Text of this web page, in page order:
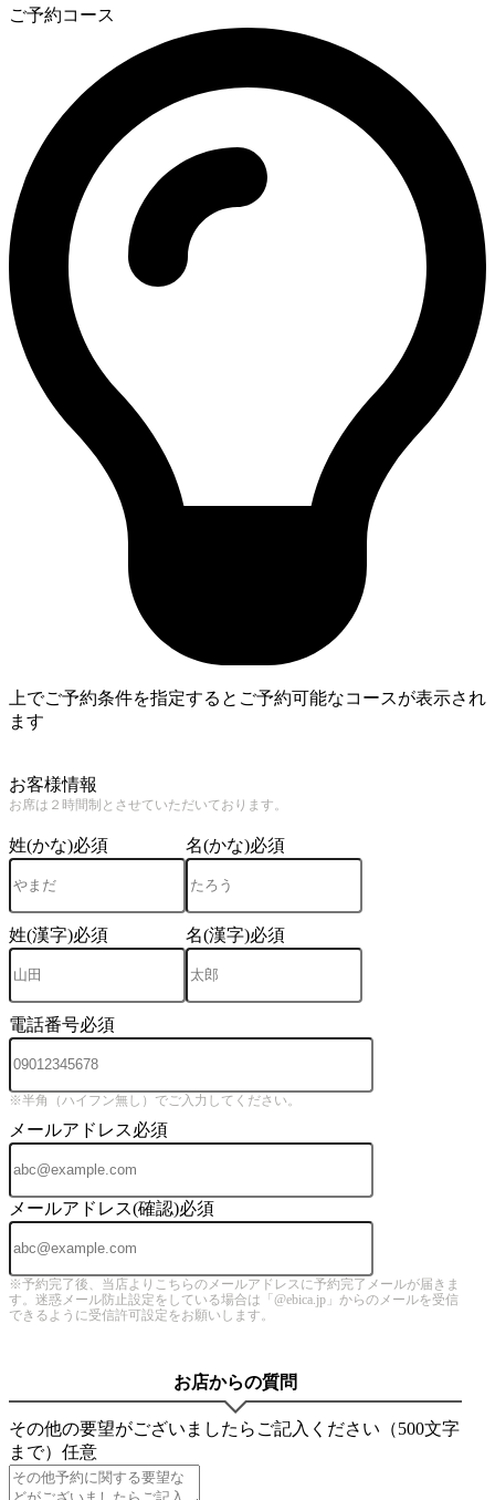
ご予約コース
上でご予約条件を指定するとご予約可能なコースが表示され
ます
お客様情報
お席は２時間制とさせていただいております。
姓(かな)必須 名(かな)必須
姓(漢字)必須 名(漢字)必須
電話番号必須
※半角（ハイフン無し）でご入力してください。
メールアドレス必須
メールアドレス(確認)必須
※予約完了後、当店よりこちらのメールアドレスに予約完了メールが届きま
す。迷惑メール防止設定をしている場合は「@ebica.jp」からのメールを受信
できるように受信許可設定をお願いします。
お店からの質問
その他の要望がございましたらご記入ください（500文字
まで） 任意